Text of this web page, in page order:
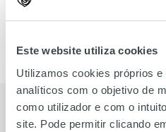
Este website utiliza cookies
Utilizamos cookies próprios
analíticos com o objetivo de
como utilizador e com o
site. Pode permitir clicando